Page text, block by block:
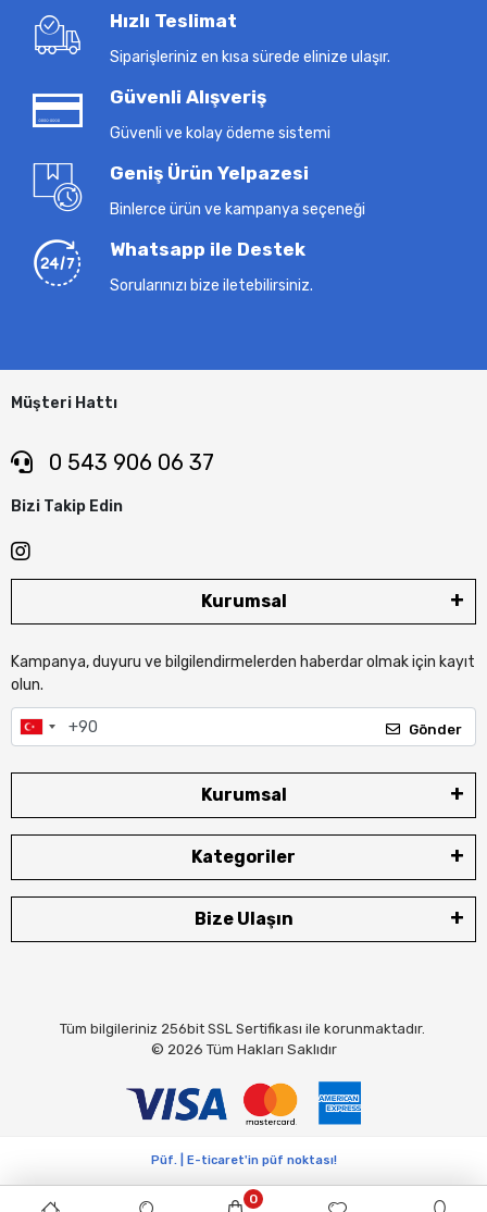
Hızlı Teslimat
Siparişleriniz en kısa sürede elinize ulaşır.
Güvenli Alışveriş
Güvenli ve kolay ödeme sistemi
Geniş Ürün Yelpazesi
Binlerce ürün ve kampanya seçeneği
Whatsapp ile Destek
Sorularınızı bize iletebilirsiniz.
Müşteri Hattı
0 543 906 06 37
Bizi Takip Edin
Kurumsal
Kampanya, duyuru ve bilgilendirmelerden haberdar olmak için kayıt
olun.
Gönder
Kurumsal
Kategoriler
Bize Ulaşın
Tüm bilgileriniz 256bit SSL Sertifikası ile korunmaktadır.
© 2026 Tüm Hakları Saklıdır
0
Püf. | E-ticaret'in püf noktası!